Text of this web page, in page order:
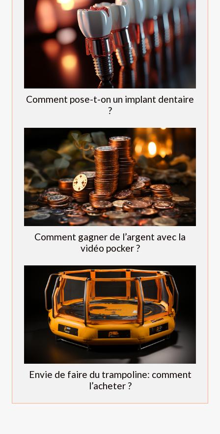
Comment pose-t-on un implant dentaire
?
Comment gagner de l’argent avec la
vidéo pocker ?
Envie de faire du trampoline: comment
l’acheter ?